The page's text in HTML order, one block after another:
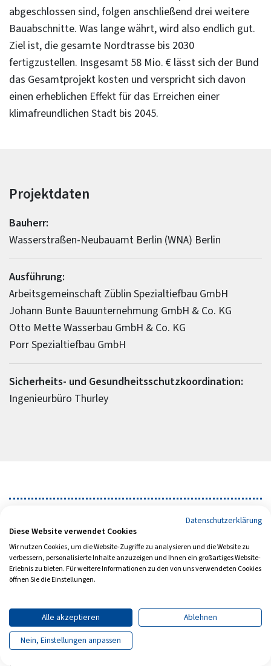
abgeschlossen sind, folgen anschließend drei weitere
Bauabschnitte. Was lange währt, wird also endlich gut.
Ziel ist, die gesamte Nordtrasse bis 2030
fertigzustellen. Insgesamt 58 Mio. € lässt sich der Bund
das Gesamtprojekt kosten und verspricht sich davon
einen erheblichen Effekt für das Erreichen einer
klimafreundlichen Stadt bis 2045.
Projektdaten
Bauherr:
Wasserstraßen-Neubauamt Berlin (WNA) Berlin
Ausführung:
Arbeitsgemeinschaft Züblin Spezialtiefbau GmbH
Johann Bunte Bauunternehmung GmbH & Co. KG
Otto Mette Wasserbau GmbH & Co. KG
Porr Spezialtiefbau GmbH
Sicherheits- und Gesundheitsschutzkoordination:
Ingenieurbüro Thurley
Arbeitsgruppe Flachwasserzonen
• Senatsverwaltung für Mobilität, Verkehr,
• Bund für Umwelt und Naturschutz Deutschland
(BUND)
• Leibniz-Institut für Gewässerökologie
Autorin
Bärbel Rechenbach
Datenschutzerklärung
Diese Website verwendet Cookies
Wir nutzen Cookies, um die Website-Zugriffe zu analysieren und die Website zu
verbessern, personalisierte Inhalte anzuzeigen und Ihnen ein großartiges Website-
Erlebnis zu bieten. Für weitere Informationen zu den von uns verwendeten Cookies
öffnen Sie die Einstellungen.
Alle akzeptieren
Ablehnen
Nein, Einstellungen anpassen